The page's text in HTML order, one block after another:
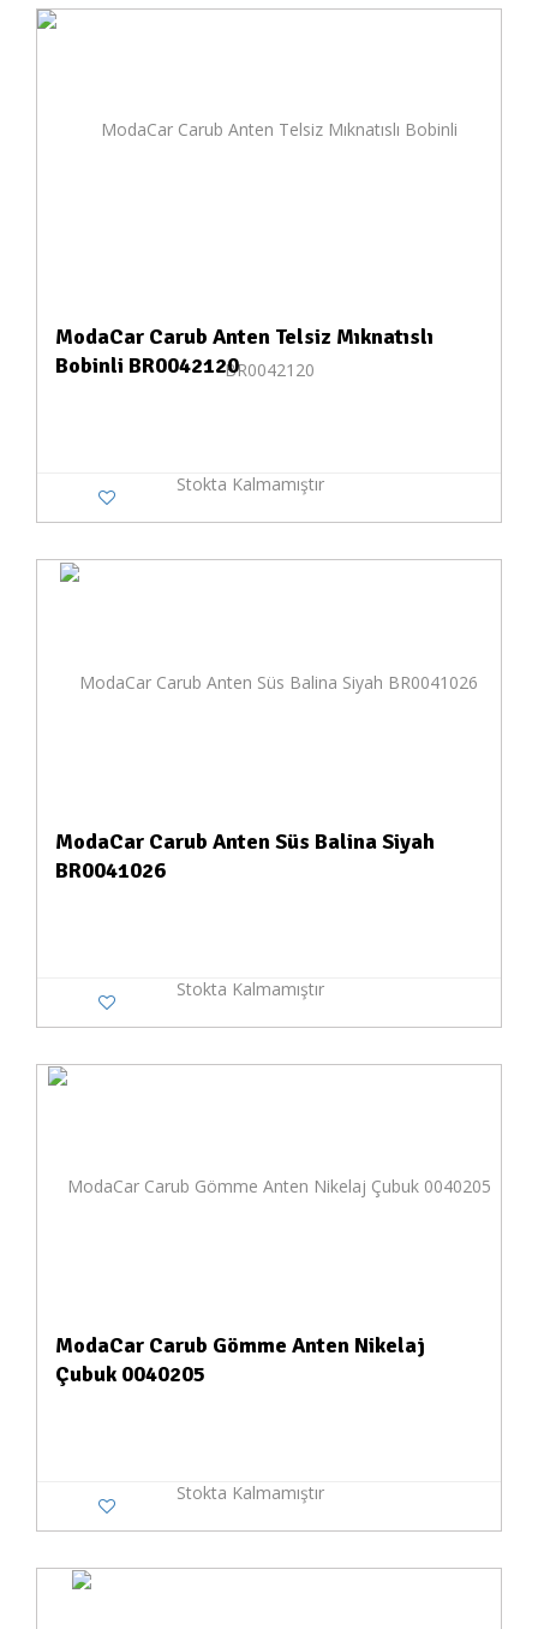
ModaCar Carub Anten Telsiz Mıknatıslı
Bobinli BR0042120
Stokta Kalmamıştır
ModaCar Carub Anten Süs Balina Siyah
BR0041026
Stokta Kalmamıştır
ModaCar Carub Gömme Anten Nikelaj
Çubuk 0040205
Stokta Kalmamıştır